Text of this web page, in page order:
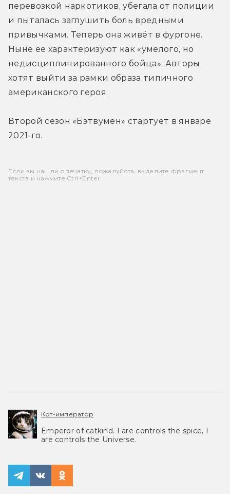
перевозкой наркотиков, убегала от полиции
и пыталась заглушить боль вредными
привычками. Теперь она живёт в фургоне.
Ныне её характеризуют как «умелого, но
недисциплинированного бойца». Авторы
хотят выйти за рамки образа типичного
американского героя.
Второй сезон «Бэтвумен» стартует в январе
2021-го.
Если вы нашли опечатку, пожалуйста, выделите фрагмент
текста и нажмите Ctrl+Enter.
Кот-император
Emperor of catkind. I are controls the spice, I
are controls the Universe.